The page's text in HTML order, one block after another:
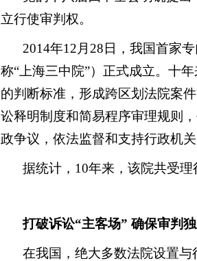
立行使审判权。
2014年12月28日，我国首家
称“上海三中院”）正式成立。十
的判断标准，形成跨区划法院案
讼释明制度和简易程序审理规则
政争议，依法监督和支持行政机关
据统计，10年来，该院共受理
打破诉讼“主客场” 确保审判
在我国，绝大多数法院设置